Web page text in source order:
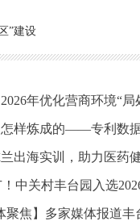
”建设
年优化营商环境“
怎样炼成的——专利数
出海实训，助力医药
中关村丰台园入选
聚焦】多家媒体报道